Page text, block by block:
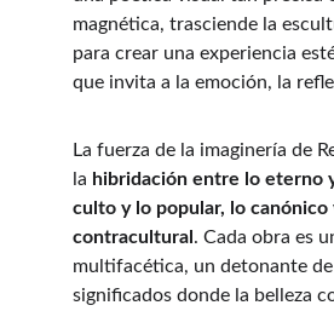
magnética, trasciende la
para crear una experiencia
que invita a la emoción, la
La fuerza de la imaginería de
la hibridación entre lo eterno
culto y lo popular, lo canónico
contracultural . Cada obra es
multifacética, un detonante
significados donde la belleza